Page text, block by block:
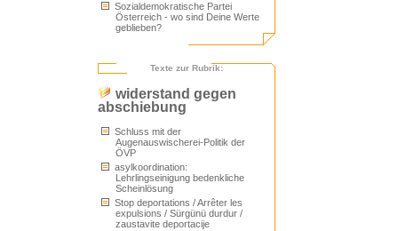
Sozialdemokratische Partei
Österreich - wo sind Deine Werte
geblieben?
Texte zur Rubrik:
widerstand gegen
abschiebung
Schluss mit der
Augenauswischerei-Politik der
ÖVP
asylkoordination:
Lehrlingseinigung bedenkliche
Scheinlösung
Stop deportations / Arrêter les
expulsions / Sürgünü durdur /
zaustavite deportacije